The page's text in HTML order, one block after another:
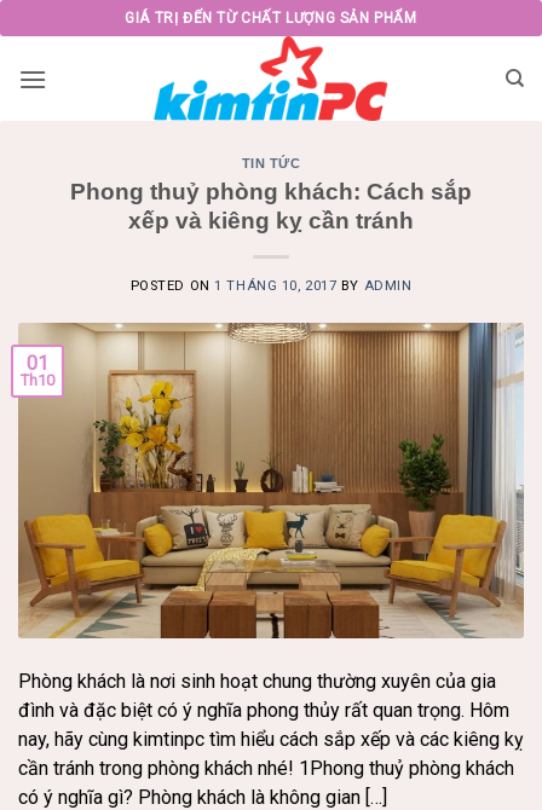
to
content
GIÁ TRỊ ĐẾN TỪ CHẤT LƯỢNG SẢN PHẨM
TIN TỨC
Phong thuỷ phòng khách: Cách sắp
xếp và kiêng kỵ cần tránh
POSTED ON 1 THÁNG 10, 2017 BY ADMIN
01
Th10
Phòng khách là nơi sinh hoạt chung thường xuyên của gia
đình và đặc biệt có ý nghĩa phong thủy rất quan trọng. Hôm
nay, hãy cùng kimtinpc tìm hiểu cách sắp xếp và các kiêng kỵ
cần tránh trong phòng khách nhé! 1Phong thuỷ phòng khách
có ý nghĩa gì? Phòng khách là không gian […]